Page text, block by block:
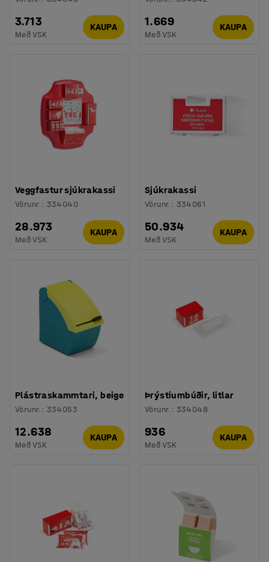
3.713
Með VSK
KAUPA 1.669
Með VSK
KAUPA
Veggfastur sjúkrakassi
Vörunr. : 334040
28.973
Með VSK
KAUPA
Sjúkrakassi
Vörunr. : 334061
50.934
Með VSK
KAUPA
Plástraskammtari, beige
Vörunr. : 334053
12.638
Með VSK
KAUPA
Þrýstiumbúðir, litlar
Vörunr. : 334048
936
Með VSK
KAUPA